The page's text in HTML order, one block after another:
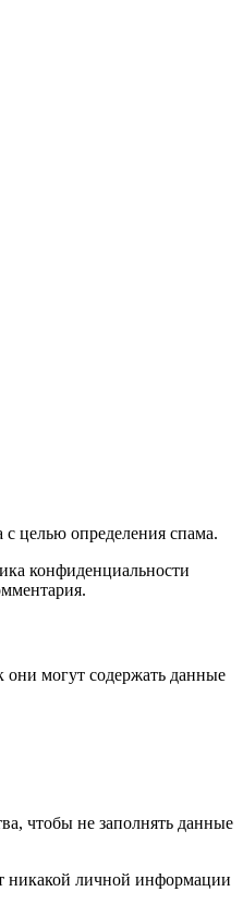
с целью определения спама.
конфиденциальности
они могут содержать данные
чтобы не заполнять данные
никакой личной информации